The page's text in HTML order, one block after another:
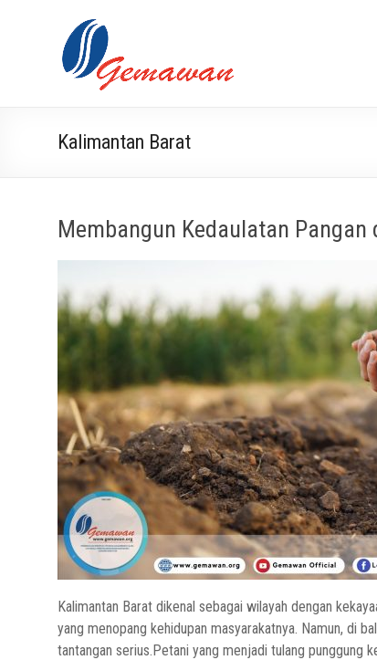
Lembaga
Gemawan
Masyarakat
Swadaya
dan Mandiri
Kalimantan Barat
Membangun Kedaulatan
Kalimantan Barat dikenal sebagai wilayah dengan
yang menopang kehidupan masyarakatnya. Namun, di
tantangan serius.Petani yang menjadi tulang punggung